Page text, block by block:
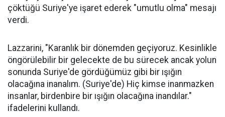
çöktüğü Suriye'ye işaret ederek "umutlu olma" mesajı
verdi.
Lazzarini, "Karanlık bir dönemden geçiyoruz. Kesinlikle
öngörülebilir bir gelecekte de bu sürecek ancak yolun
sonunda Suriye'de gördüğümüz gibi bir ışığın
olacağına inanalım. (Suriye'de) Hiç kimse inanmazken
insanlar, birdenbire bir ışığın olacağına inandılar."
ifadelerini kullandı.